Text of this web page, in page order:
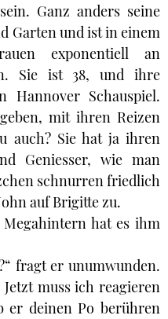
Ganz anders seine
Garten und ist in einem
exponentiell an
Sie ist 38, und ihre
Hannover Schauspiel.
mit ihren Reizen
auch? Sie hat ja ihren
Geniesser, wie man
schnurren friedlich
auf Brigitte zu.
hat es ihm
fragt er unumwunden.
muss ich reagieren
er deinen Po berühren